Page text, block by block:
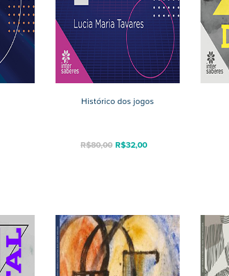
Histórico dos jogos
R$80,00 R$32,00